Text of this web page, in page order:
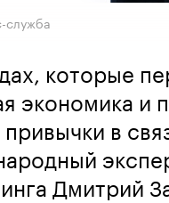
служба
которые
экономика и
привычки в
Дмитрий